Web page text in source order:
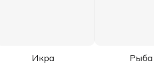
Икра Рыба